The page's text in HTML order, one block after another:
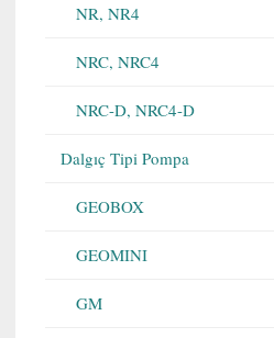
NR, NR4
NRC, NRC4
NRC-D, NRC4-D
Dalgıç Tipi Pompa
GEOBOX
GEOMINI
GM